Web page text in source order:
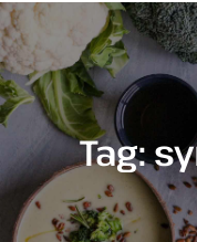
Tag: